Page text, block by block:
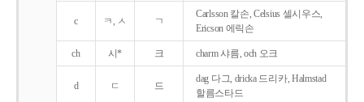
c ㅋ, ㅅ ㄱ
Carlsson 칼손, Celsius 셀시우스,
Ericson 에릭손
ch 시* 크 charm 샤름, och 오크
d ㄷ 드
dag 다그, dricka 드리카, Halmstad
할름스타드